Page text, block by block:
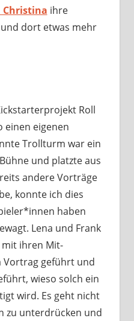
ihre
dort etwas mehr
Roll
einen eigenen
Trollturm war ein
und platzte aus
andere Vorträge
konnte ich dies
haben
Lena und Frank
ihren Mit-
geführt und
wieso solch ein
wird. Es geht nicht
zu unterdrücken und